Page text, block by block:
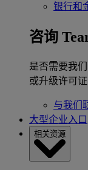
银行和
咨询
是否需要我
或升级许可证
与我们
大型企业入口
相关资源